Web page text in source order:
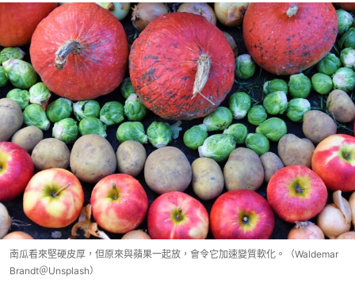
南瓜看來堅硬皮厚，但原來與蘋果一起放，會令它加速變質軟化。（Waldemar
Brandt＠Unsplash）